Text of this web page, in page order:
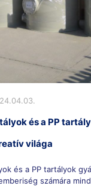
és a PP
világa
és a PP tartályok
számára